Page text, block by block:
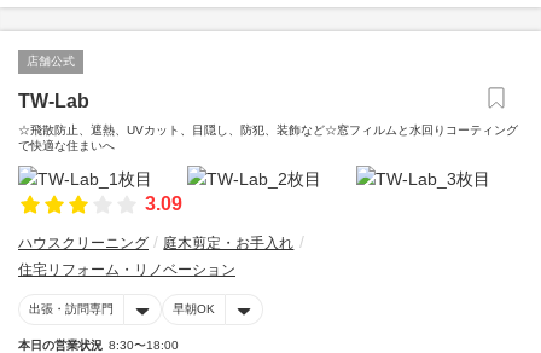
店舗公式
TW-Lab
☆飛散防止、遮熱、UVカット、目隠し、防犯、装飾など☆窓フィルムと水回りコーティング
で快適な住まいへ
3.09
ハウスクリーニング
庭木剪定・お手入れ
住宅リフォーム・リノベーション
出張・訪問専門 早朝OK
本日の営業状況 8:30〜18:00